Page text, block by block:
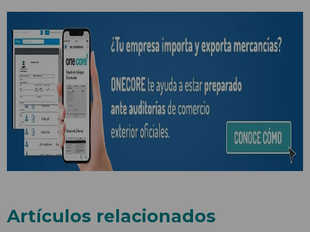
Artículos relacionados